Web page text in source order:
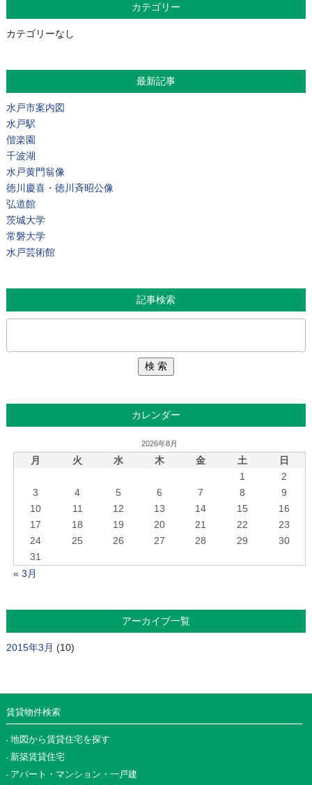
カテゴリー
カテゴリーなし
最新記事
水戸市案内図
水戸駅
偕楽園
千波湖
水戸黄門翁像
徳川慶喜・徳川斉昭公像
弘道館
茨城大学
常磐大学
水戸芸術館
記事検索
カレンダー
2026年8月
月 火 水 木 金 土
日
1
2
3
4 5 6 7 8
9
10
11 12 13 14 15
16
17
18 19 20 21 22
23
24
25 26 27 28 29
30
31
« 3月
アーカイブ一覧
2015年3月 (10)
賃貸物件検索
地図から賃貸住宅を探す
新築賃貸住宅
アパート・マンション・一戸建